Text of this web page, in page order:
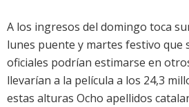
A los ingresos del domingo toca
lunes puente y martes festivo que
oficiales podrían estimarse en
llevarían a la película a los 24,3
estas alturas Ocho apellidos